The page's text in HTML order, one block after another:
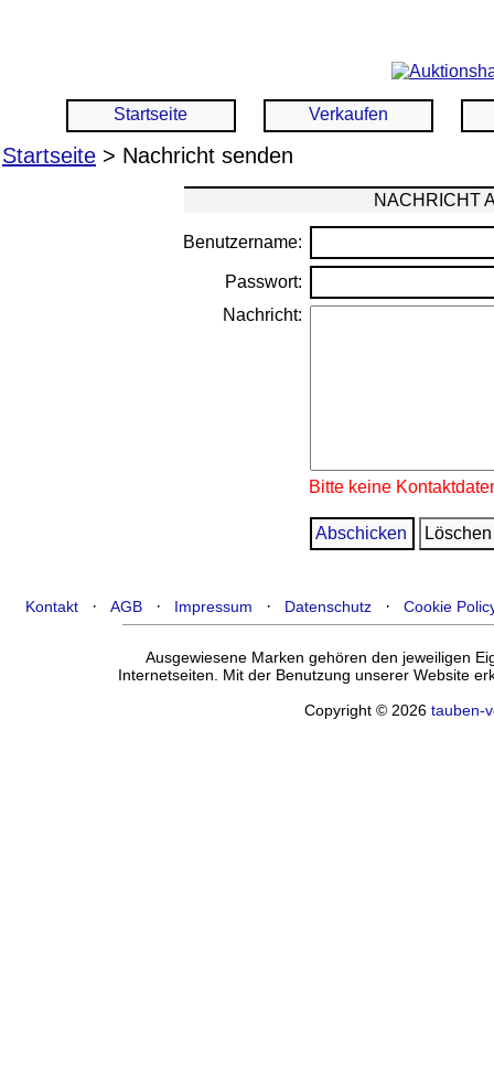
Startseite Verkaufen
Startseite > Nachricht senden
NACHRICHT
Benutzername:
Passwort:
Nachricht:
Bitte keine
Kontakt · AGB · Impressum · Datenschutz · Cookie
Ausgewiesene Marken gehören den jeweiligen
Internetseiten. Mit der Benutzung unserer Website
Copyright © 2026tauben-